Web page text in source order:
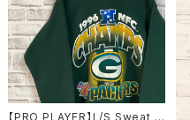
【PRO PLAYER】L/S Sweat L